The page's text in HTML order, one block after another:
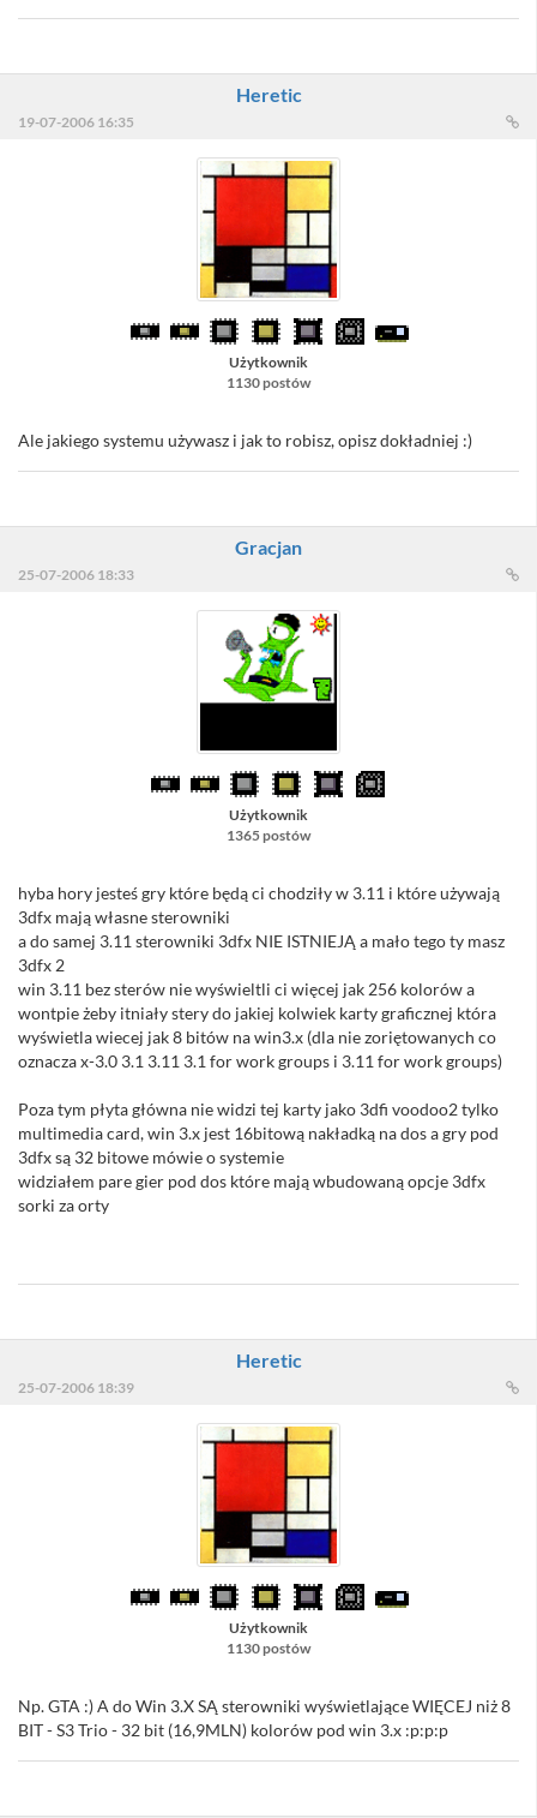
Heretic
19-07-2006 16:35
Użytkownik
1130 postów
Ale jakiego systemu używasz i jak to robisz, opisz dokładniej :)
Gracjan
25-07-2006 18:33
Użytkownik
1365 postów
hyba hory jesteś gry które będą ci chodziły w 3.11 i które używają
3dfx mają własne sterowniki
a do samej 3.11 sterowniki 3dfx NIE ISTNIEJĄ a mało tego ty masz
3dfx 2
win 3.11 bez sterów nie wyświeltli ci więcej jak 256 kolorów a
wontpie żeby itniały stery do jakiej kolwiek karty graficznej która
wyświetla wiecej jak 8 bitów na win3.x (dla nie zoriętowanych co
oznacza x-3.0 3.1 3.11 3.1 for work groups i 3.11 for work groups)
Poza tym płyta główna nie widzi tej karty jako 3dfi voodoo2 tylko
multimedia card, win 3.x jest 16bitową nakładką na dos a gry pod
3dfx są 32 bitowe mówie o systemie
widziałem pare gier pod dos które mają wbudowaną opcje 3dfx
sorki za orty
Heretic
25-07-2006 18:39
Użytkownik
1130 postów
Np. GTA :) A do Win 3.X SĄ sterowniki wyświetlające WIĘCEJ niż 8
BIT - S3 Trio - 32 bit (16,9MLN) kolorów pod win 3.x :p:p:p